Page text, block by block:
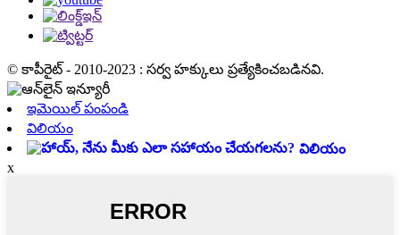
© కాపీరైట్ - 2010-2023 : సర్వ హక్కులు ప్రత్యేకించబడినవి.
ఇమెయిల్ పంపండి
విలియం
విలియం
x